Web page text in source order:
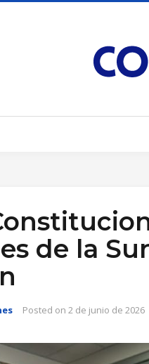
de la
Posted on 2 de junio de 2026